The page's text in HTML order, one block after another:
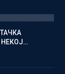
НЕКОЈ…